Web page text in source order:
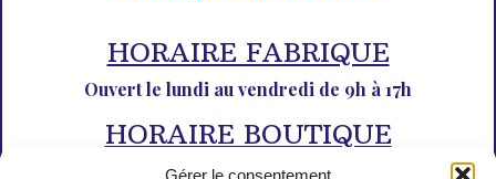
Gérer le consentement
HORAIRE FABRIQUE
Ouvert le lundi au vendredi de 9h à 17h
HORAIRE BOUTIQUE
Du lundi au dimanche de 10h à 12h30 et de 14h30 à 18h30